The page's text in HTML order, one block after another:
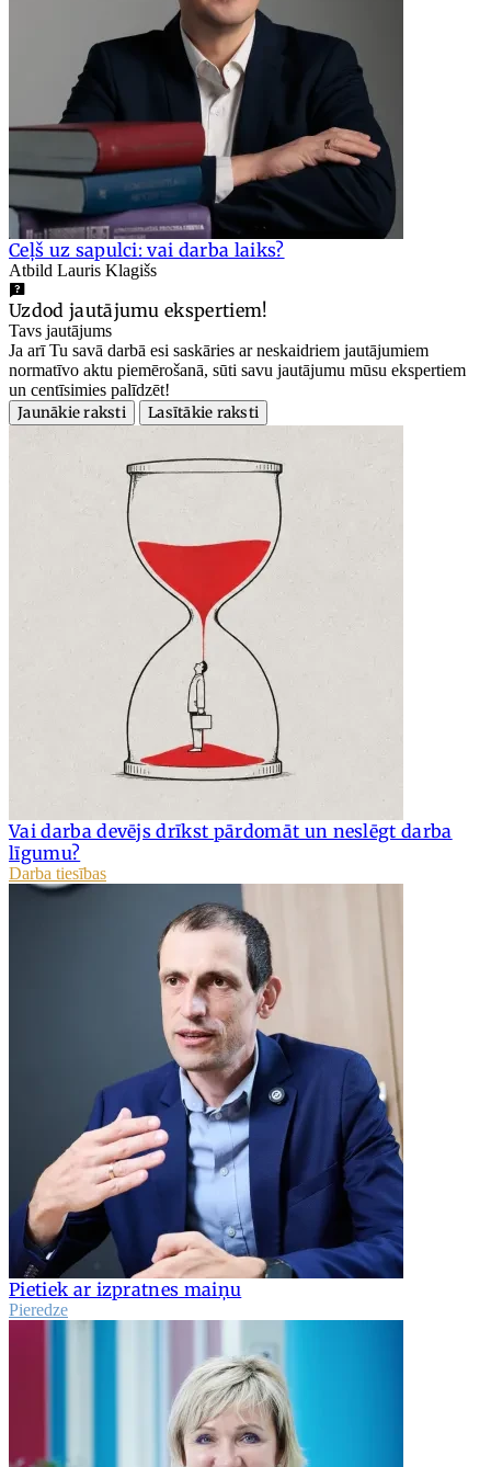
Ceļš uz sapulci: vai darba laiks?
Atbild Lauris Klagišs
Uzdod jautājumu ekspertiem!
Tavs jautājums
Ja arī Tu savā darbā esi saskāries ar neskaidriem jautājumiem
normatīvo aktu piemērošanā, sūti savu jautājumu mūsu ekspertiem
un centīsimies palīdzēt!
Jaunākie raksti
Lasītākie raksti
Vai darba devējs drīkst pārdomāt un neslēgt darba
līgumu?
Darba tiesības
Pietiek ar izpratnes maiņu
Pieredze